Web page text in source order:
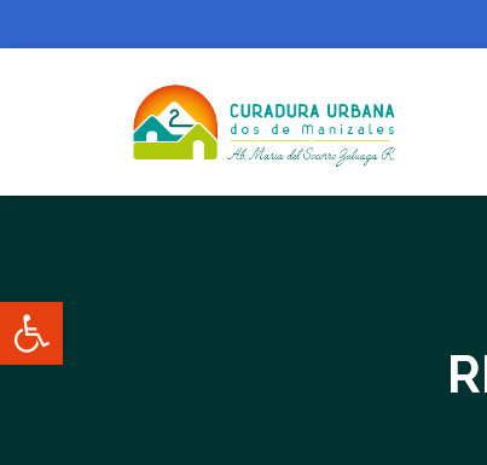
Abrir barra de herramientas